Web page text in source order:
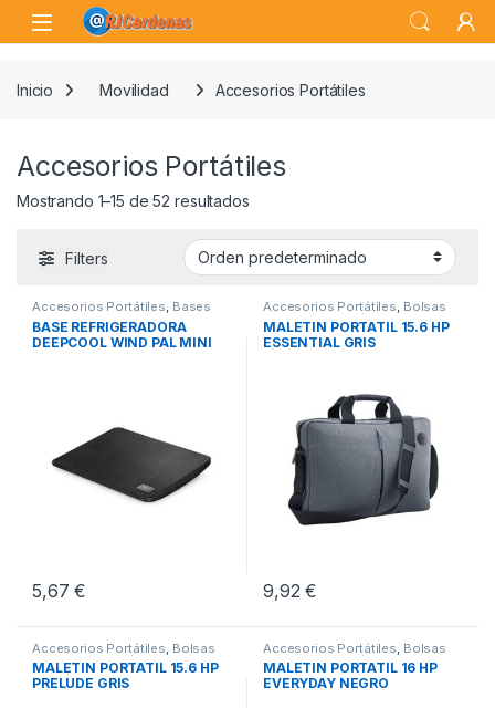
Skip to navigation
Skip to content
Open
Inicio Movilidad Accesorios Portátiles
Accesorios Portátiles
Mostrando 1–15 de 52 resultados
Filters
Accesorios Portátiles, Bases
Refrigeradoras,Movilidad
BASE REFRIGERADORA
DEEPCOOL WIND PAL MINI
5,67€
Accesorios Portátiles, Bolsas
Transporte Portátiles, Movilidad
MALETIN PORTATIL 15.6 HP
ESSENTIAL GRIS
9,92€
Accesorios Portátiles Bolsas
Transporte Portátiles,Movilidad
MALETIN PORTATIL 15.6 HP
PRELUDE GRIS
Accesorios Portátiles Bolsas
Transporte Portátiles,Movilidad
MALETIN PORTATIL 16 HP
EVERYDAY NEGRO